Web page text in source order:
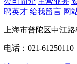
聘英才 给我留言 网
上海市普陀区中江
电话：021-61250110